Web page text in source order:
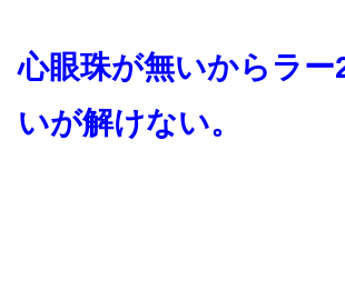
心眼珠が無いからラー
いが解けない。